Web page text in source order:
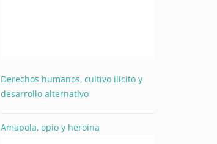
Derechos humanos, cultivo ilícito y
desarrollo alternativo
Amapola, opio y heroína